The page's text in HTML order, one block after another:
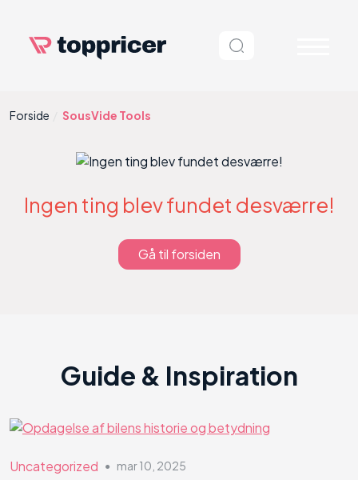
Forside SousVide Tools
Ingen ting blev fundet desværre!
Gå til forsiden
Guide & Inspiration
Uncategorized ● mar 10, 2025